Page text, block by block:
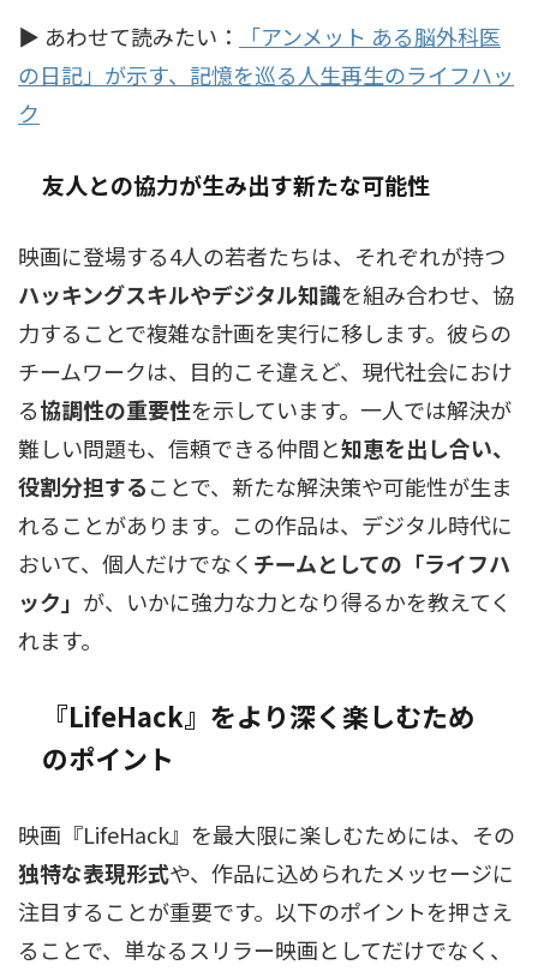
▶ あわせて読みたい：
「アンメット ある脳外科医
の日記」が示す、記憶を巡る人生再生のライフハッ
ク
友人との協力が生み出す新たな可能性
映画に登場する4人の若者たちは、それぞれが持つ
ハッキングスキルやデジタル知識を組み合わせ、協
力することで複雑な計画を実行に移します。彼らの
チームワークは、目的こそ違えど、現代社会におけ
る協調性の重要性を示しています。一人では解決が
難しい問題も、信頼できる仲間と知恵を出し合い、
役割分担することで、新たな解決策や可能性が生ま
れることがあります。この作品は、デジタル時代に
おいて、個人だけでなく チームとしての「ライフハ
ック」 が、いかに強力な力となり得るかを教えてく
れます。
『LifeHack』をより深く楽しむため
のポイント
映画『LifeHack』を最大限に楽しむためには、その
独特な表現形式や、作品に込められたメッセージに
注目することが重要です。以下のポイントを押さえ
ることで、単なるスリラー映画としてだけでなく、